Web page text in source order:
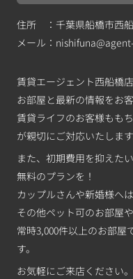
住所 ：千葉県船橋市西
メール：
賃貸エージェント西船橋
お部屋と最新の情報をお
賃貸ライフのお客様もも
が親切にご対応いたします
また、初期費用を抑えた
無料のプランを！
カップルさんや新婚様へ
その他ペット可のお部屋
常時3,000件以上のお部屋
す。
お気軽にご来店ください。